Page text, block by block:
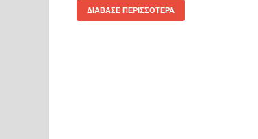
ΔΙΆΒΑΣΕ ΠΕΡΙΣΣΌΤΕΡΑ